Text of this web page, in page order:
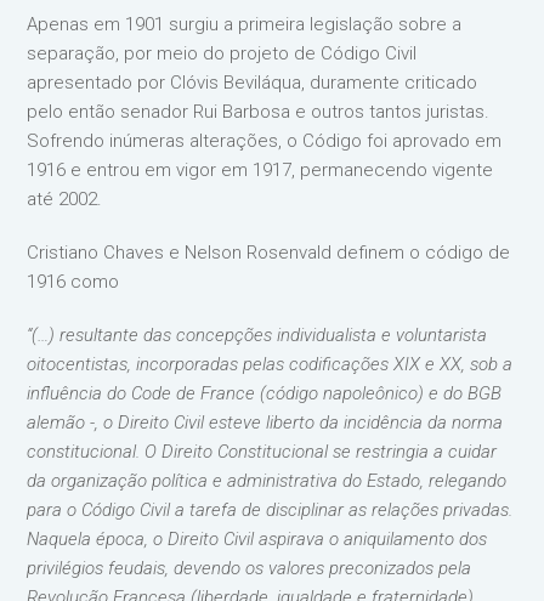
Apenas em 1901 surgiu a primeira legislação sobre a
separação, por meio do projeto de Código Civil
apresentado por Clóvis Beviláqua, duramente criticado
pelo então senador Rui Barbosa e outros tantos juristas.
Sofrendo inúmeras alterações, o Código foi aprovado em
1916 e entrou em vigor em 1917, permanecendo vigente
até 2002.
Cristiano Chaves e Nelson Rosenvald definem o código de
1916 como
“(…) resultante das concepções individualista e voluntarista
oitocentistas, incorporadas pelas codificações XIX e XX, sob a
influência do Code de France (código napoleônico) e do BGB
alemão -, o Direito Civil esteve liberto da incidência da norma
constitucional. O Direito Constitucional se restringia a cuidar
da organização política e administrativa do Estado, relegando
para o Código Civil a tarefa de disciplinar as relações privadas.
Naquela época, o Direito Civil aspirava o aniquilamento dos
privilégios feudais, devendo os valores preconizados pela